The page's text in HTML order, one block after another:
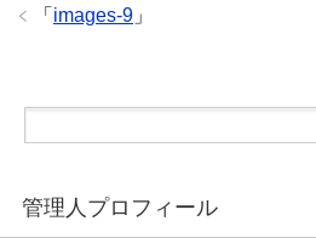
「 images-9 」
管理人プロフィール